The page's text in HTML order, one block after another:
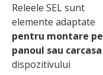
Releele SEL sunt
elemente adaptate
pentru montare pe
panoul sau carcasa
dispozitivului